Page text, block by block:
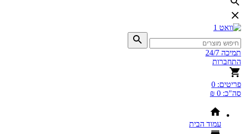
תמיכה 24/7
התחברות
פריטים: 0
סה"כ: 0 ₪
עמוד הבית